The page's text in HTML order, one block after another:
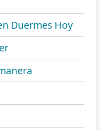
Duermes Hoy